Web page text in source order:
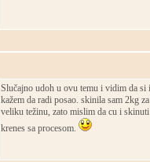
Slučajno udoh u ovu temu i vidim da
kažem da radi posao. skinila sam 2kg
veliku težinu, zato mislim da cu i
krenes sa procesom.